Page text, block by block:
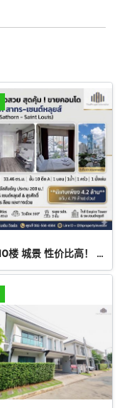
售罄 10楼 城景 性价比高！ 出售公寓Centric Sathorn – Saint Louis（SC Asset开发），离Assumption小学仅200米，近BTS Saint Louis 600 米 近BTS Surasak，急售